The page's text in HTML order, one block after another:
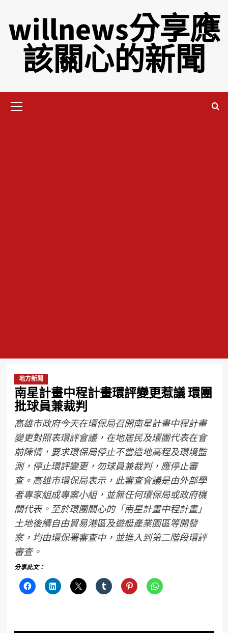
willnews分享應
該關心的新聞
地方新聞
南星計畫中程計畫環評變更惹議 環團
批球員兼裁判
高雄市政府今天在環保局召開南星計畫中程計畫
變更對照表環評會議，在地居民及環團代表在會
前陳情，要求環保局停止不當造地高程及環境監
測，停止環評變更，勿球員兼裁判，應停止審
查。高雄市環保局表示，此審查會議是由外部學
者專家組成專案小組，並無任何環保局或政府機
關代表。至於環團關心的「南星計畫中程計畫」
土地後續自由貿易港區及遊艇產業園區等開發
案，均由環保署審查中，並進入到第二階段環評
審查。
分享此文：